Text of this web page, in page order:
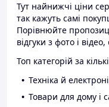
Тут найнижчі ціни
так кажуть самі
Порівнюйте
відгуки з фото і
Топ категорій за
Техніка й
Товари для дому і